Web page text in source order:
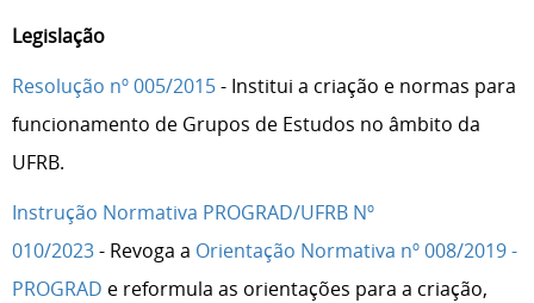
Legislação
Resolução nº 005/2015- Institui a criação e normas para
funcionamento de Grupos de Estudos no âmbito da
UFRB.
Instrução Normativa PROGRAD/UFRB Nº
010/2023- Revoga a Orientação Normativa nº 008/2019 -
PROGRAD e reformula as orientações para a criação,